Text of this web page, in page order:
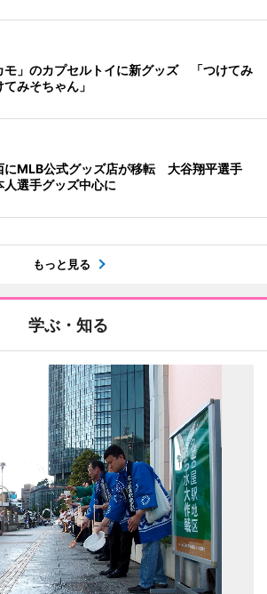
モ」のカプセルトイに新グッズ 「つけてみ
てみそちゃん」
にMLB公式グッズ店が移転 大谷翔平選手
人選手グッズ中心に
もっと見る
学ぶ・知る